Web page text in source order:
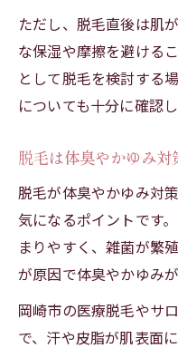
ただし、脱毛直後は肌
な保湿や摩擦を避ける
として脱毛を検討する
についても十分に確認し
脱毛は体臭やかゆみ対
脱毛が体臭やかゆみ対
気になるポイントです
まりやすく、雑菌が繁
が原因で体臭やかゆみ
岡崎市の医療脱毛やサ
で、汗や皮脂が肌表面